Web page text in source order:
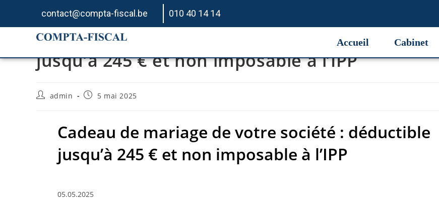
contact@compta-fiscal.be 010 40 14 14
Accueil Cabinet
Cadeau de mariage de votre société : déductible
jusqu’à 245 € et non imposable à l’IPP
admin 5 mai 2025
Cadeau de mariage de votre société : déductible
jusqu’à 245 € et non imposable à l’IPP
05.05.2025